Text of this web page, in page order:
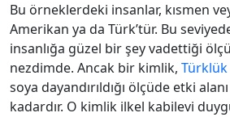
Bu örneklerdeki insanlar, kısmen
Amerikan ya da Türk’tür. Bu
insanlığa güzel bir şey vadettiği
nezdimde. Ancak bir kimlik, Türklük
soya dayandırıldığı ölçüde etki
kadardır. O kimlik ilkel kabilevi